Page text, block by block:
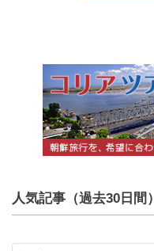
人気記事（過去30日間）